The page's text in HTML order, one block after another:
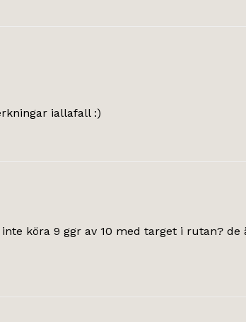
iallafall :)
köra 9 ggr av 10 med target i rutan?